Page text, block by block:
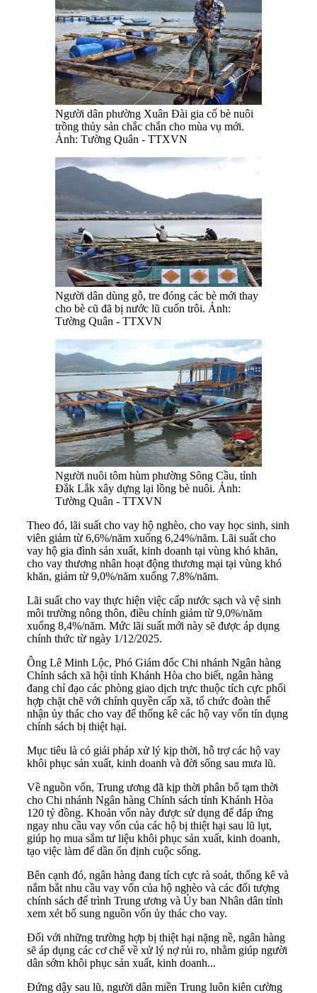
Người dân phường Xuân Đài gia cố bè nuôi
trồng thủy sản chắc chắn cho mùa vụ mới.
Ảnh: Tường Quân - TTXVN
Người dân dùng gỗ, tre đóng các bè mới thay
cho bè cũ đã bị nước lũ cuốn trôi. Ảnh:
Tường Quân - TTXVN
Người nuôi tôm hùm phường Sông Cầu, tỉnh
Đắk Lắk xây dựng lại lồng bè nuôi. Ảnh:
Tường Quân - TTXVN
Theo đó, lãi suất cho vay hộ nghèo, cho vay học sinh, sinh
viên giảm từ 6,6%/năm xuống 6,24%/năm. Lãi suất cho
vay hộ gia đình sản xuất, kinh doanh tại vùng khó khăn,
cho vay thương nhân hoạt động thương mại tại vùng khó
khăn, giảm từ 9,0%/năm xuống 7,8%/năm.
Lãi suất cho vay thực hiện việc cấp nước sạch và vệ sinh
môi trường nông thôn, điều chỉnh giảm từ 9,0%/năm
xuống 8,4%/năm. Mức lãi suất mới này sẽ được áp dụng
chính thức từ ngày 1/12/2025.
Ông Lê Minh Lộc, Phó Giám đốc Chi nhánh Ngân hàng
Chính sách xã hội tỉnh Khánh Hòa cho biết, ngân hàng
đang chỉ đạo các phòng giao dịch trực thuộc tích cực phối
hợp chặt chẽ với chính quyền cấp xã, tổ chức đoàn thể
nhận ủy thác cho vay để thống kê các hộ vay vốn tín dụng
chính sách bị thiệt hại.
Mục tiêu là có giải pháp xử lý kịp thời, hỗ trợ các hộ vay
khôi phục sản xuất, kinh doanh và đời sống sau mưa lũ.
Về nguồn vốn, Trung ương đã kịp thời phân bổ tạm thời
cho Chi nhánh Ngân hàng Chính sách tỉnh Khánh Hòa
120 tỷ đồng. Khoản vốn này được sử dụng để đáp ứng
ngay nhu cầu vay vốn của các hộ bị thiệt hại sau lũ lụt,
giúp họ mua sắm tư liệu khôi phục sản xuất, kinh doanh,
tạo việc làm để dần ổn định cuộc sống.
Bên cạnh đó, ngân hàng đang tích cực rà soát, thống kê và
nắm bắt nhu cầu vay vốn của hộ nghèo và các đối tượng
chính sách để trình Trung ương và Ủy ban Nhân dân tỉnh
xem xét bổ sung nguồn vốn ủy thác cho vay.
Đối với những trường hợp bị thiệt hại nặng nề, ngân hàng
sẽ áp dụng các cơ chế về xử lý nợ rủi ro, nhằm giúp người
dân sớm khôi phục sản xuất, kinh doanh...
Đứng dậy sau lũ, người dân miền Trung luôn kiên cường